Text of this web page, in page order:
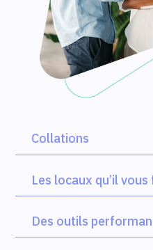
Collations
Les locaux qu’il
Des outils